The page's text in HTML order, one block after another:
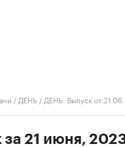
/ ДЕНЬ / ДЕНЬ. Выпуск от
за 21 июня,